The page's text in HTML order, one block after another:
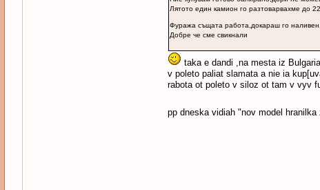
Лятото един камион го разтоварвахме до
Фуража същата работа,докараш го
Добре че сме свикнали
taka e dandi ,na mesta iz
v poleto paliat slamata a nie ia
rabota ot poleto v siloz ot tam v vyv
pp dneska vidiah "nov model